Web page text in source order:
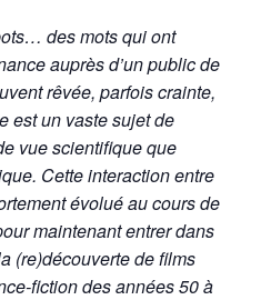
des mots qui ont
auprès d’un public de
rêvée, parfois crainte,
est un vaste sujet de
vue scientifique que
Cette interaction entre
évolué au cours de
maintenant entrer dans
(re)découverte de films
fiction des années 50 à